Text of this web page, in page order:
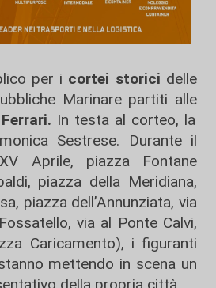
per i cortei storici delle
Marinare partiti alle
In testa al corteo, la
Sestrese. Durante il
Aprile, piazza Fontane
piazza della Meridiana,
piazza dell’Annunziata, via
via al Ponte Calvi,
Caricamento), i figuranti
mettendo in scena un